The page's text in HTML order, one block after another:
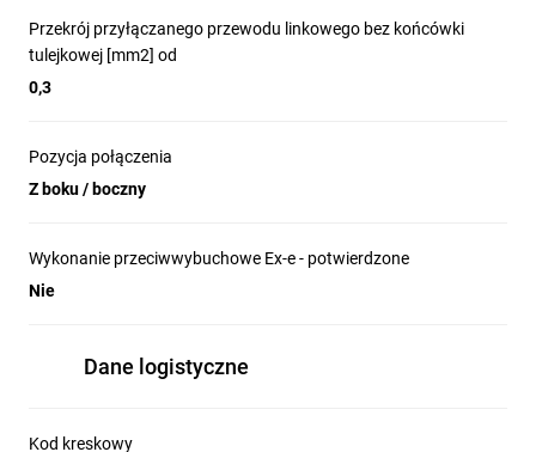
Przekrój przyłączanego przewodu linkowego bez końcówki
tulejkowej [mm2] od
0,3
Pozycja połączenia
Z boku / boczny
Wykonanie przeciwwybuchowe Ex-e - potwierdzone
Nie
Dane logistyczne
Kod kreskowy